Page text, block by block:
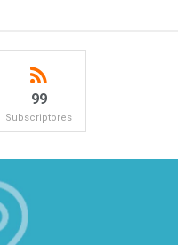
99
Subscriptores